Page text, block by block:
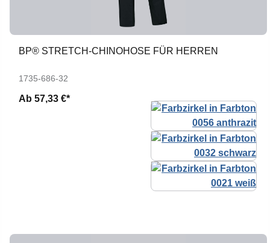
BP® STRETCH-CHINOHOSE FÜR HERREN
1735-686-32
Ab 57,33 €*